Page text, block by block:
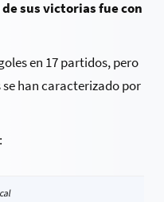
sus victorias fue con
en 17 partidos, pero
han caracterizado por